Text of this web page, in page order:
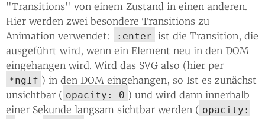
"Transitions" von einem Zustand in einen anderen.
Hier werden zwei besondere Transitions zu
Animation verwendet:
:enter ist die Transition, die
ausgeführt wird, wenn ein Element neu in den DOM
eingehangen wird. Wird das SVG also (hier per
*ngIf ) in den DOM eingehangen, so Ist es zunächst
unsichtbar ( opacity: 0 ) und wird dann innerhalb
einer Sekunde langsam sichtbar werden ( opacity: